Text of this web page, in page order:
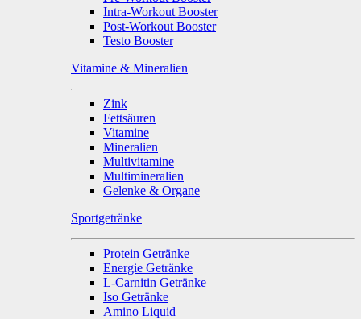
Intra-Workout Booster
Post-Workout Booster
Testo Booster
Vitamine & Mineralien
Zink
Fettsäuren
Vitamine
Mineralien
Multivitamine
Multimineralien
Gelenke & Organe
Sportgetränke
Protein Getränke
Energie Getränke
L-Carnitin Getränke
Iso Getränke
Amino Liquid